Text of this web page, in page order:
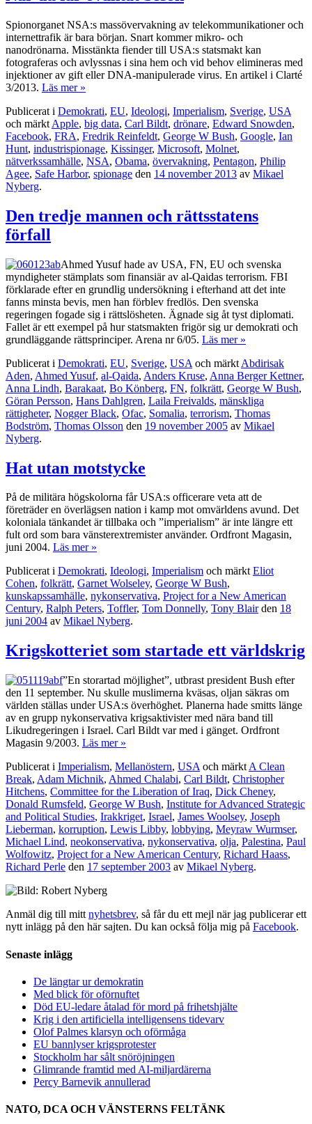
Spionorganet NSA:s massövervakning av telekommunikationer och
internettrafik är bara början. Snart kommer mikro- och
nanodrönarna. Misstänkta fiender till USA:s statsmakt kan
fotograferas och avlyssnas i sina hem och vid behov elimineras med
injektioner av gift eller DNA-manipulerade virus. En artikel i Clarté
3/2013. Läs mer »
Publicerat i Demokrati, EU, Ideologi, Imperialism, Sverige, USA
och märkt Apple, big data, Carl Bildt, drönare, Edward Snowden,
Facebook, FRA, Fredrik Reinfeldt, George W Bush, Google, Ian
Hunt, industrispionage, Kissinger, Microsoft, Molnet,
nätverkssamhälle, NSA, Obama, övervakning, Pentagon, Philip
Agee, Safe Harbor, spionage den 14 november 2013 av Mikael
Nyberg.
Den tredje mannen och rättsstatens
förfall
Ahmed Yusuf hade av USA, FN, EU och svenska
myndigheter stämplats som finansiär av al-Qaidas terrorism. FBI
förklarade efter en grundlig undersökning i efterhand att det inte
fanns minsta bevis, men han förblev fredlös. Den svenska
regeringen fogade sig i rättslösheten. Ägnade sig åt tyst diplomati.
Fallet är ett exempel på hur statsmakten frigör sig ur demokrati och
grundläggande rättsprinciper. Arena nr 6/05. Läs mer »
Publicerat i Demokrati, EU, Sverige, USA och märkt Abdirisak
Aden, Ahmed Yusuf, al-Qaida, Anders Kruse, Anna Berger Kettner,
Anna Lindh, Barakaat, Bo Könberg, FN, folkrätt, George W Bush,
Göran Persson, Hans Dahlgren, Laila Freivalds, mänskliga
rättigheter, Nogger Black, Ofac, Somalia, terrorism, Thomas
Bodström, Thomas Olsson den 19 november 2005 av Mikael
Nyberg.
Hat utan motstycke
På de militära högskolorna får USA:s officerare veta att de
företräder en överlägsen nation i kamp mot omvärldens avund. Det
koloniala tänkandet är tillbaka och ”imperialism” är inte längre ett
fult ord som bara vänsterextremister använder. Ordfront Magasin,
juni 2004. Läs mer »
Publicerat i Demokrati, Ideologi, Imperialism och märktEliot
Cohen, folkrätt, Garnet Wolseley, George W Bush,
kunskapssamhälle, nykonservativa, Project for a New American
Century, Ralph Peters, Toffler, Tom Donnelly, Tony Blairden 18
juni 2004 av Mikael Nyberg.
Krigskotteriet som startade ett världskrig
”En storartad möjlighet”, utbrast president Bush efter
den 11 september. Nu skulle muslimerna kväsas, oljan säkras om
världen ställas under USA:s överhöghet. Planerna hade smitts länge
av en grupp nykonservativa krigsaktivister med nära band till
Likudregeringen i Israel. Carl Bildt var med i gänget. Ordfront
Magasin 9/2003. Läs mer »
Publicerat i Imperialism, Mellanöstern, USA och märkt A Clean
Break, Adam Michnik, Ahmed Chalabi, Carl Bildt, Christopher
Hitchens, Committee for the Liberation of Iraq, Dick Cheney,
Donald Rumsfeld, George W Bush, Institute for Advanced Strategic
and Political Studies, Irakkriget, Israel, James Woolsey, Joseph
Lieberman, korruption, Lewis Libby, lobbying, Meyraw Wurmser,
Michael Lind, neokonservativa, nykonservativa, olja, Palestina, Paul
Wolfowitz, Project for a New American Century, Richard Haass,
Richard Perle den 17 september 2003 av Mikael Nyberg.
Anmäl dig till mitt nyhetsbrev, så får du ett mejl när jag publicerar ett
nytt inlägg på den här sajten. Du kan också följa mig på Facebook.
Senaste inlägg
De längtar ur demokratin
Med blick för oförnuftet
Död EU-ledare åtalad för mord på frihetshjälte
Krig i den artificiella intelligensens tidevarv
Olof Palmes klarsyn och oförmåga
EU bannlyser krigsprotester
Stockholm har sålt snöröjningen
Glimrande framtid med AI-miljardärerna
Percy Barnevik annullerad
NATO, DCA OCH VÄNSTERNS FELTÄNK